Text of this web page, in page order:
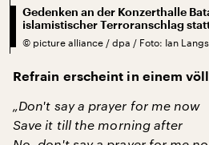
Gedenken an der Konzerthalle
islamistischer Terroranschlag
© picture alliance / dpa / Foto: Ian
Refrain erscheint in einem
„Don't say a prayer for me now
Save it till the morning after